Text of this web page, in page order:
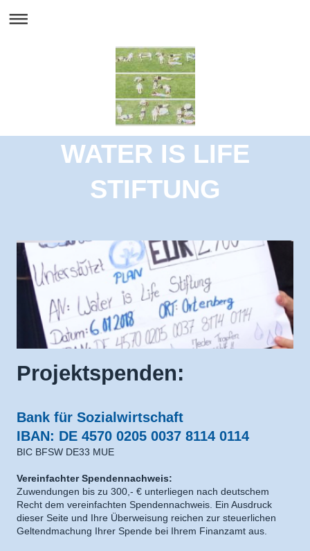
WATER IS LIFE
STIFTUNG
Projektspenden:
Bank für Sozialwirtschaft
IBAN: DE 4570 0205 0037 8114 0114
BIC BFSW DE33 MUE
Vereinfachter Spendennachweis:
Zuwendungen bis zu 300,- € unterliegen nach deutschem
Recht dem vereinfachten Spendennachweis. Ein Ausdruck
dieser Seite und Ihre Überweisung reichen zur steuerlichen
Geltendmachung Ihrer Spende bei Ihrem Finanzamt aus.